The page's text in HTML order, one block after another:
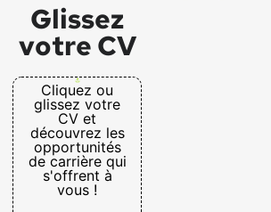
Glissez
votre CV
Cliquez ou
glissez votre
CV et
découvrez les
opportunités
de carrière qui
s'offrent à
vous !